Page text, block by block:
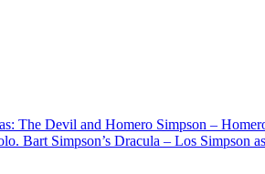
The Devil and Homero Simpson –
Bart Simpson’s Dracula – Los Simpson